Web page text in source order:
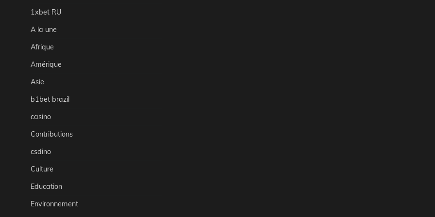
1xbet RU
A la une
Afrique
Amérique
Asie
b1bet brazil
casino
Contributions
csdino
Culture
Education
Environnement